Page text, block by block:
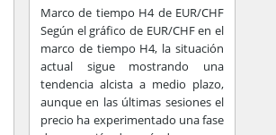
Marco de tiempo H4 de EUR/CHF
Según el gráfico de EUR/CHF en el
marco de tiempo H4, la situación
actual sigue mostrando una
tendencia alcista a medio plazo,
aunque en las últimas sesiones el
precio ha experimentado una fase